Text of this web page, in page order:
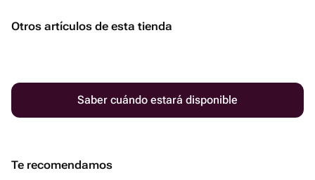
Otros artículos de esta tienda
Saber cuándo estará disponible
Te recomendamos